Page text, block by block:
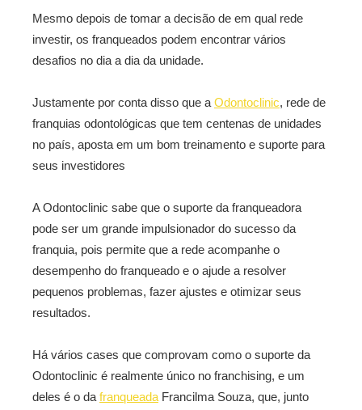
Mesmo depois de tomar a decisão de em qual rede
investir, os franqueados podem encontrar vários
desafios no dia a dia da unidade.
Justamente por conta disso que a Odontoclinic, rede de
franquias odontológicas que tem centenas de unidades
no país, aposta em um bom treinamento e suporte para
seus investidores
A Odontoclinic sabe que o suporte da franqueadora
pode ser um grande impulsionador do sucesso da
franquia, pois permite que a rede acompanhe o
desempenho do franqueado e o ajude a resolver
pequenos problemas, fazer ajustes e otimizar seus
resultados.
Há vários cases que comprovam como o suporte da
Odontoclinic é realmente único no franchising, e um
deles é o da franqueada Francilma Souza, que, junto